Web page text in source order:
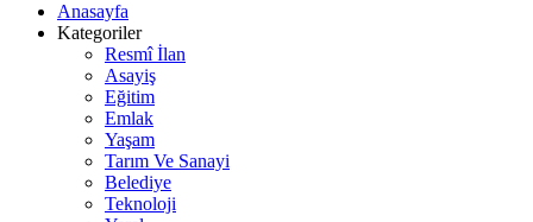
Anasayfa
Kategoriler
Resmî İlan
Asayiş
Eğitim
Emlak
Yaşam
Tarım Ve Sanayi
Belediye
Teknoloji